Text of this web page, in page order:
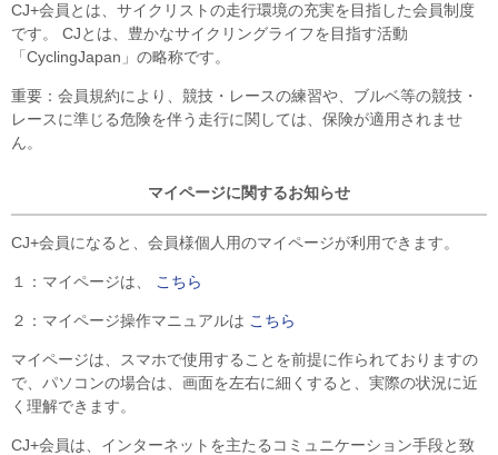
CJ+会員とは、サイクリストの走行環境の充実を目指した会員制度
です。 CJとは、豊かなサイクリングライフを目指す活動
「CyclingJapan」の略称です。
重要：会員規約により、競技・レースの練習や、ブルベ等の競技・
レースに準じる危険を伴う走行に関しては、保険が適用されませ
ん。
マイページに関するお知らせ
CJ+会員になると、会員様個人用のマイページが利用できます。
１：マイページは、 こちら
２：マイページ操作マニュアルは こちら
マイページは、スマホで使用することを前提に作られておりますの
で、パソコンの場合は、画面を左右に細くすると、実際の状況に近
く理解できます。
CJ+会員は、インターネットを主たるコミュニケーション手段と致